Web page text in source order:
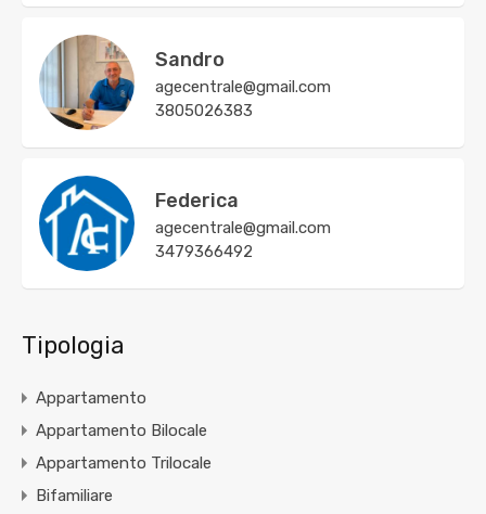
Sandro
agecentrale@gmail.com
3805026383
Federica
agecentrale@gmail.com
3479366492
Tipologia
Appartamento
Appartamento Bilocale
Appartamento Trilocale
Bifamiliare